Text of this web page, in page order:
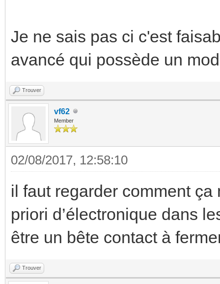
Je ne sais pas ci c'est
avancé qui possède un
Trouver
vf62
Member
02/08/2017, 12:58:10
il faut regarder comment
priori d’électronique dans
être un bête contact à
Trouver